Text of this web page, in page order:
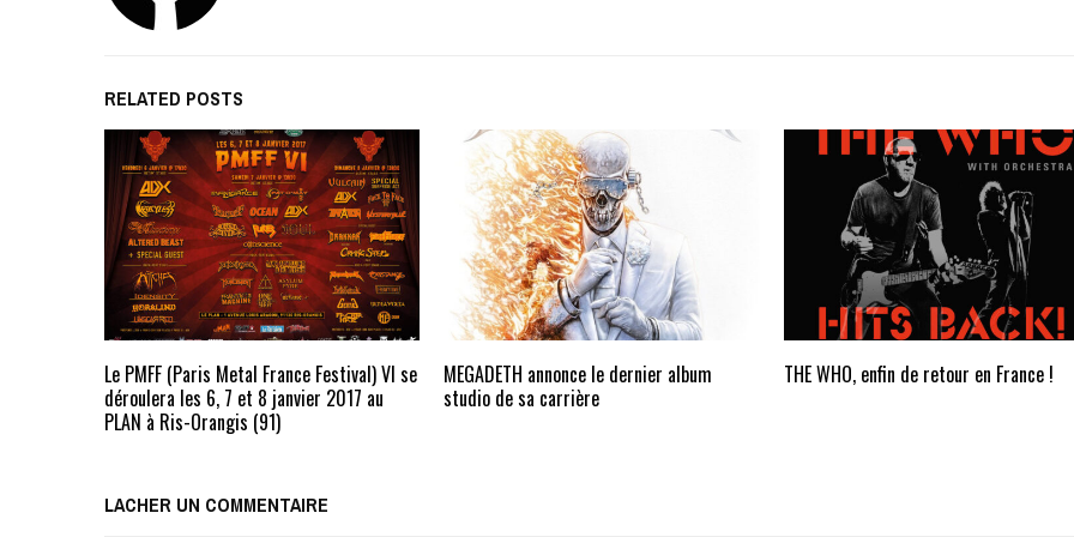
RELATED POSTS
Le PMFF (Paris Metal France Festival) VI se
déroulera les 6, 7 et 8 janvier 2017 au
PLAN à Ris-Orangis (91)
MEGADETH annonce le dernier album
studio de sa carrière
THE WHO, enfin de retour en France !
LACHER UN COMMENTAIRE